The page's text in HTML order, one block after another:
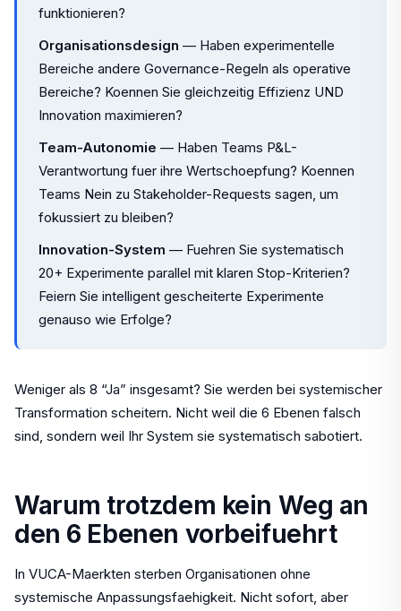
funktionieren?
Organisationsdesign — Haben experimentelle
Bereiche andere Governance-Regeln als operative
Bereiche? Koennen Sie gleichzeitig Effizienz UND
Innovation maximieren?
Team-Autonomie — Haben Teams P&L-
Verantwortung fuer ihre Wertschoepfung? Koennen
Teams Nein zu Stakeholder-Requests sagen, um
fokussiert zu bleiben?
Innovation-System — Fuehren Sie systematisch
20+ Experimente parallel mit klaren Stop-Kriterien?
Feiern Sie intelligent gescheiterte Experimente
genauso wie Erfolge?
Weniger als 8 “Ja” insgesamt? Sie werden bei systemischer
Transformation scheitern. Nicht weil die 6 Ebenen falsch
sind, sondern weil Ihr System sie systematisch sabotiert.
Warum trotzdem kein Weg an
den 6 Ebenen vorbeifuehrt
In VUCA-Maerkten sterben Organisationen ohne
systemische Anpassungsfaehigkeit. Nicht sofort, aber